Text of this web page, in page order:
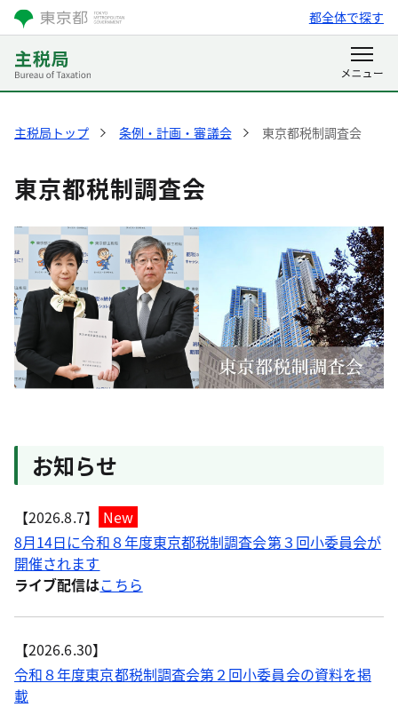
都全体で探す
主税局トップ 条例・計画・審議会 東京都税制調査会
東京都税制調査会
お知らせ
【2026.8.7】
New
8月14日に令和８年度東京都税制調査会第３回小委員会が
開催されます
ライブ配信はこちら
【2026.6.30】
令和８年度東京都税制調査会第２回小委員会の資料を掲
載